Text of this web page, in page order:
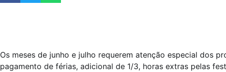
Os meses de junho e julho requerem atenção especial dos
pagamento de férias, adicional de 1/3, horas extras pelas